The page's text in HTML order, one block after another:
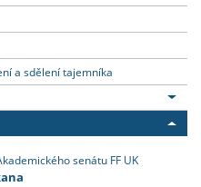
a sdělení tajemníka
senátu FF UK